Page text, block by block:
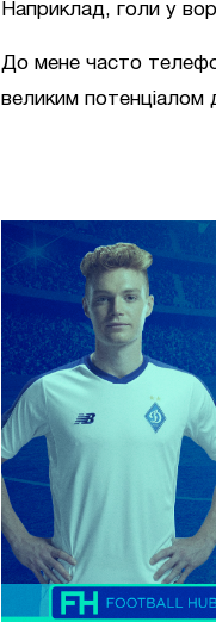
Наприклад, голи у
До мене часто
великим потенціалом